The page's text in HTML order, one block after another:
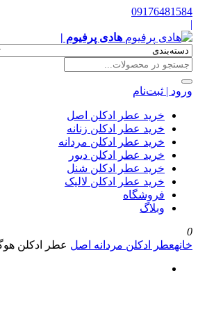
09176481584
|
هادی پرفیوم |
ورود | ثبت‌نام
خرید عطر ادکلن اصل
خرید عطر ادکلن زنانه
خرید عطر ادکلن مردانه
خرید عطر ادکلن دیور
خرید عطر ادکلن شنل
خرید عطر ادکلن لالیک
فروشگاه
وبلاگ
0
خانهعطر ادکلن مردانه اصل عطر ادکلن